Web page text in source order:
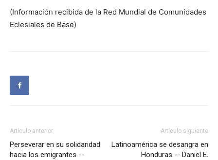
(Información recibida de la Red Mundial de Comunidades
Eclesiales de Base)
Artículo anterior
Perseverar en su solidaridad
hacia los emigrantes --
Artículo siguiente
Latinoamérica se desangra en
Honduras -- Daniel E.